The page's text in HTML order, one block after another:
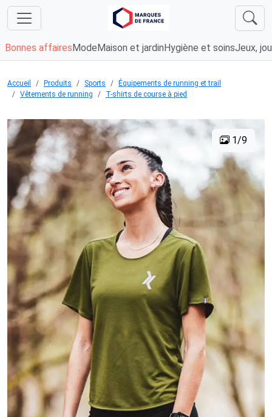
Bonnes affaires Mode Maison et jardin Hygiène et soinsJeux,
Accueil Produits Sports
Équipements de running et trail
Vêtements de running
T-shirts de course à pied
1/9